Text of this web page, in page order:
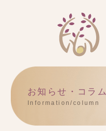
お知らせ・コラム
Information/column